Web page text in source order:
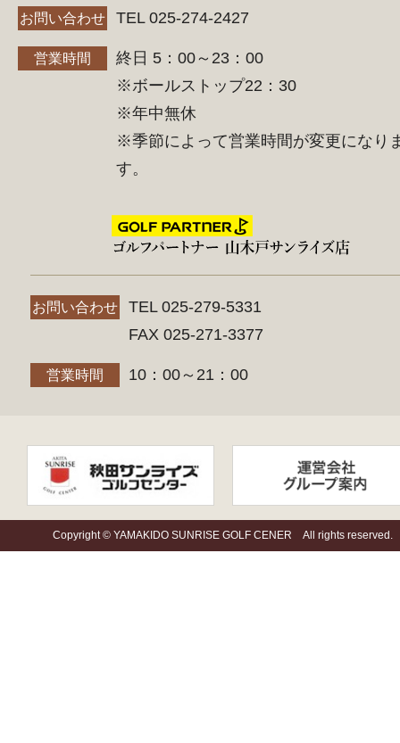
お問い合わせ TEL 025-274-2427
営業時間
終日 5：00～23：00
※ボールストップ22：30
※年中無休
※季節によって営業時間が変更になり
す。
お問い合わせ
TEL 025-279-5331
FAX 025-271-3377
営業時間 10：00～21：00
Copyright © YAMAKIDO SUNRISE GOLF CENER All rights reserved.